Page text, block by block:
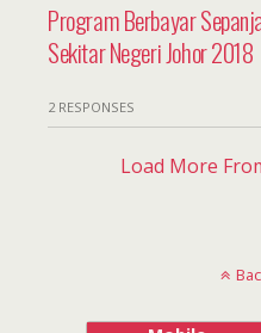
Program Berbayar
Sekitar Negeri Johor 2018
2 RESPONSES
Load More